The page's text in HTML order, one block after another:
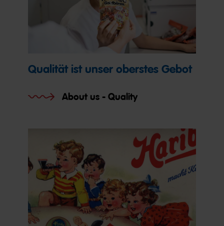
Qualität ist unser oberstes Gebot
About us - Quality